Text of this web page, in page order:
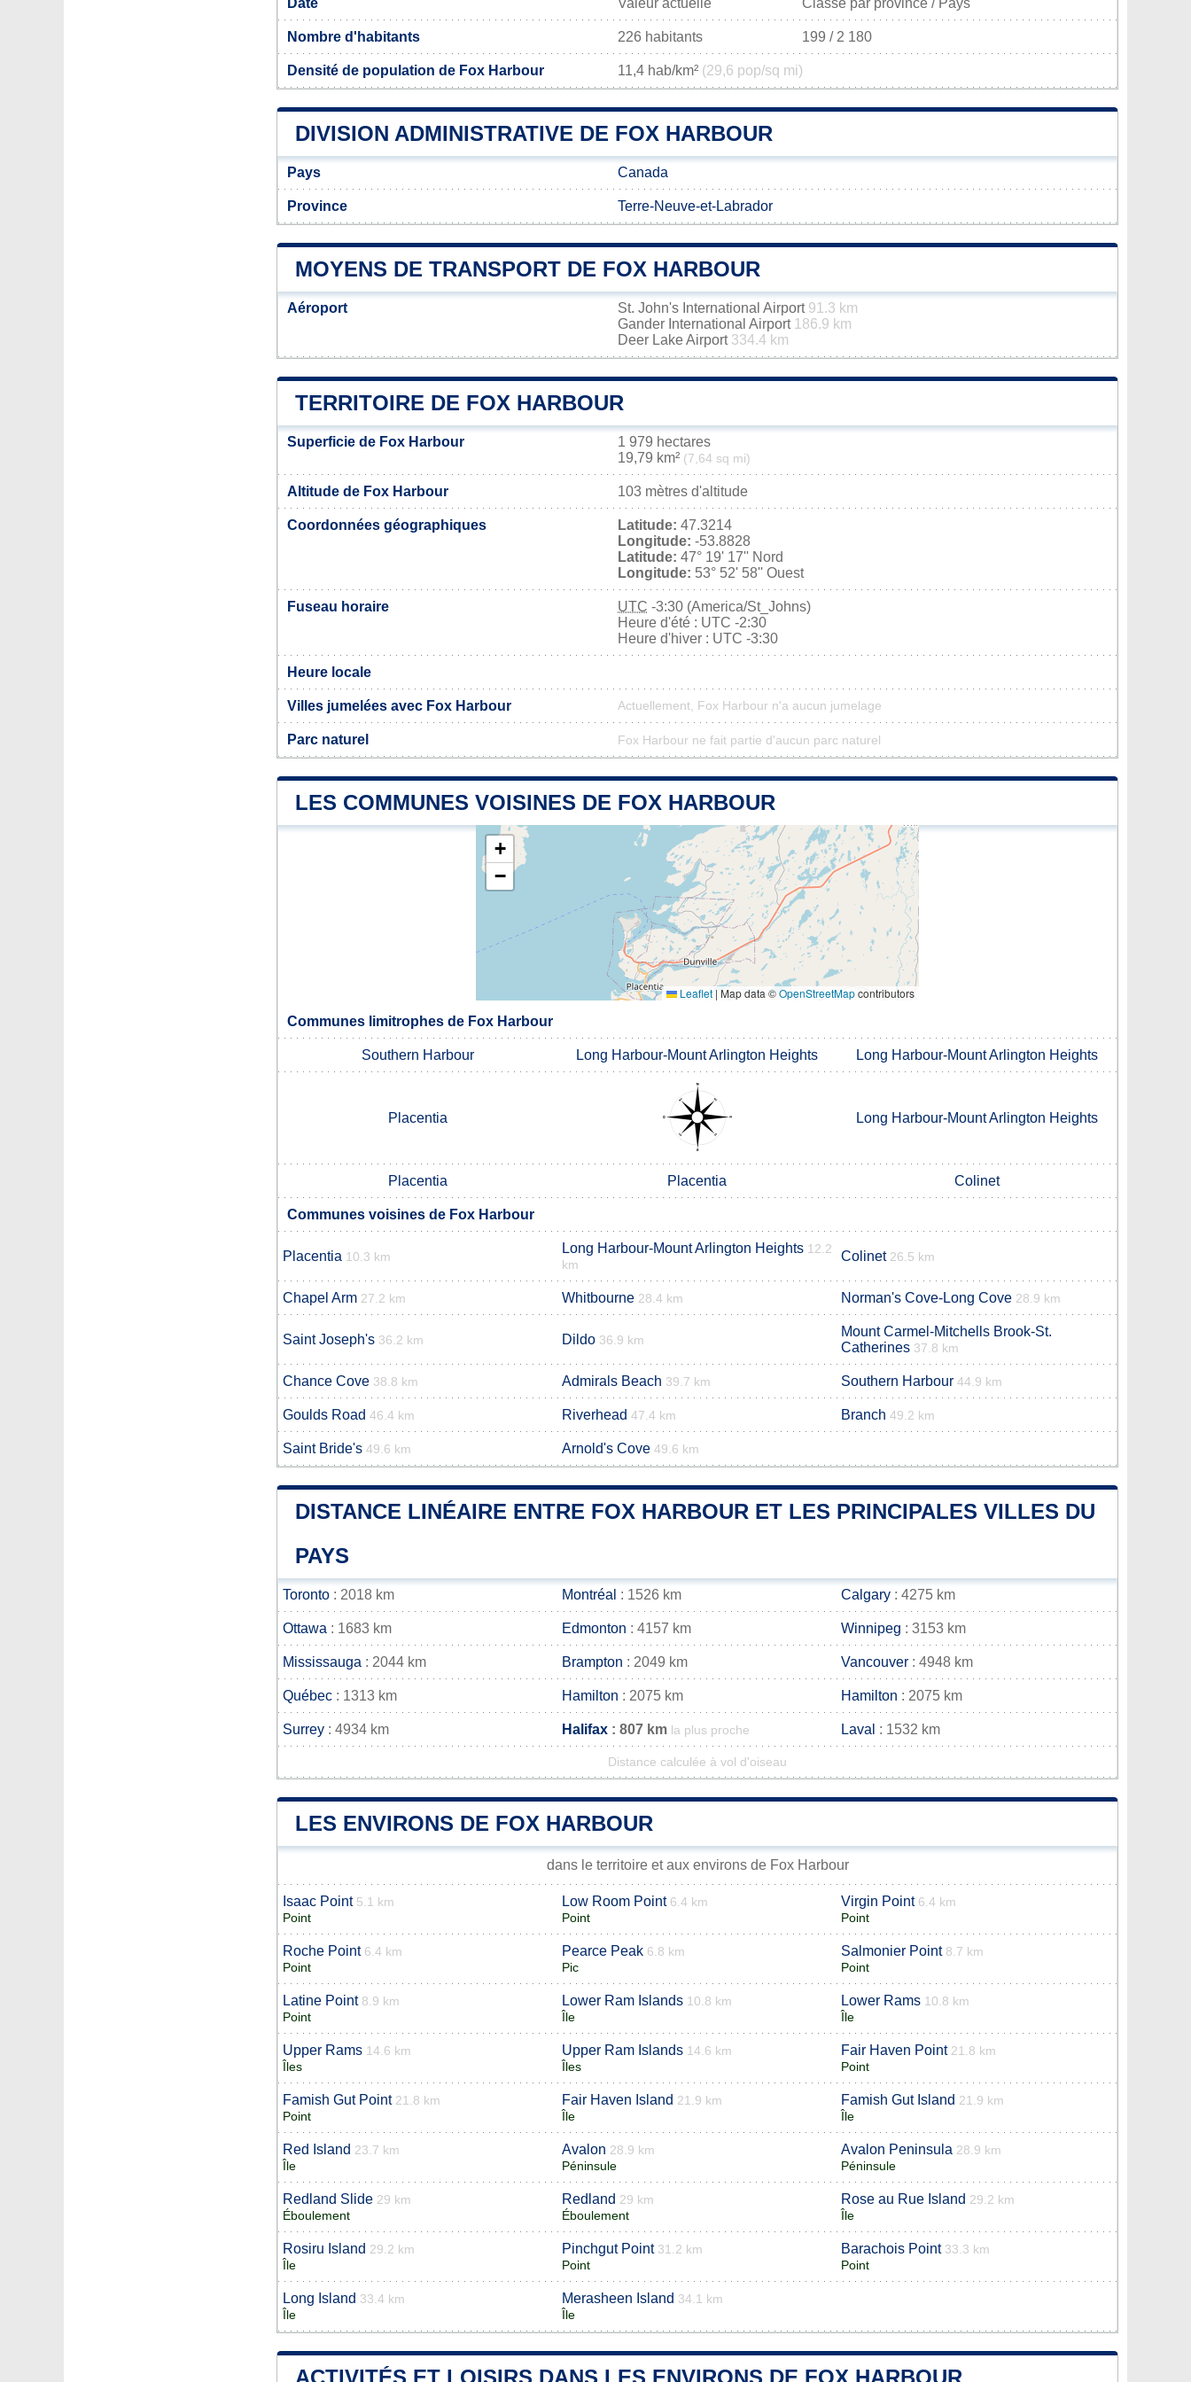
Date Valeur actuelle Classé par province / Pays
Nombre d'habitants 226 habitants 199 / 2 180
Densité de population de Fox Harbour 11,4 hab/km² (29,6 pop/sq mi)
DIVISION ADMINISTRATIVE DE FOX HARBOUR
Pays Canada
Province Terre-Neuve-et-Labrador
MOYENS DE TRANSPORT DE FOX HARBOUR
Aéroport St. John's International Airport 91.3 km
Gander International Airport 186.9 km
Deer Lake Airport 334.4 km
TERRITOIRE DE FOX HARBOUR
Superficie de Fox Harbour
1 979 hectares
19,79 km² (7,64 sq mi)
Altitude de Fox Harbour 103 mètres d'altitude
Coordonnées géographiques Latitude: 47.3214
Longitude: -53.8828
Latitude: 47° 19' 17'' Nord
Longitude: 53° 52' 58'' Ouest
Fuseau horaire UTC -3:30 (America/St_Johns)
Heure d'été : UTC -2:30
Heure d'hiver : UTC -3:30
Heure locale
Villes jumelées avec Fox Harbour Actuellement, Fox Harbour n'a aucun jumelage
Parc naturel Fox Harbour ne fait partie d'aucun parc naturel
LES COMMUNES VOISINES DE FOX HARBOUR
+
−
Leaflet | Map data ©OpenStreetMapcontributors
Communes limitrophes de Fox Harbour
Southern Harbour Long Harbour-Mount Arlington Heights Long Harbour-Mount Arlington Heights
Placentia Long Harbour-Mount Arlington Heights
Placentia Placentia Colinet
Communes voisines de Fox Harbour
Placentia 10.3 km
Long Harbour-Mount Arlington Heights 12.2
km
Colinet 26.5 km
Chapel Arm 27.2 km Whitbourne 28.4 km Norman's Cove-Long Cove 28.9 km
Saint Joseph's 36.2 km Dildo 36.9 km
Mount Carmel-Mitchells Brook-St.
Catherines 37.8 km
Chance Cove 38.8 km Admirals Beach 39.7 km Southern Harbour 44.9 km
Goulds Road 46.4 km Riverhead 47.4 km Branch 49.2 km
Saint Bride's 49.6 km Arnold's Cove 49.6 km
DISTANCE LINÉAIRE ENTRE FOX HARBOUR ET LES PRINCIPALES VILLES DU
PAYS
Toronto : 2018 km Montréal : 1526 km Calgary : 4275 km
Ottawa : 1683 km Edmonton : 4157 km Winnipeg : 3153 km
Mississauga : 2044 km Brampton : 2049 km Vancouver : 4948 km
Québec : 1313 km Hamilton : 2075 km Hamilton : 2075 km
Surrey : 4934 km Halifax : 807 km la plus proche Laval : 1532 km
Distance calculée à vol d'oiseau
LES ENVIRONS DE FOX HARBOUR
dans le territoire et aux environs de Fox Harbour
Isaac Point 5.1 km
Point
Low Room Point 6.4 km
Point
Virgin Point 6.4 km
Point
Roche Point 6.4 km
Point
Pearce Peak 6.8 km
Pic
Salmonier Point 8.7 km
Point
Latine Point 8.9 km
Point
Lower Ram Islands 10.8 km
Île
Lower Rams 10.8 km
Île
Upper Rams 14.6 km
Îles
Upper Ram Islands 14.6 km
Îles
Fair Haven Point 21.8 km
Point
Famish Gut Point 21.8 km
Point
Fair Haven Island 21.9 km
Île
Famish Gut Island 21.9 km
Île
Red Island 23.7 km
Île
Avalon 28.9 km
Péninsule
Avalon Peninsula 28.9 km
Péninsule
Redland Slide 29 km
Éboulement
Redland 29 km
Éboulement
Rose au Rue Island 29.2 km
Île
Rosiru Island 29.2 km
Île
Pinchgut Point 31.2 km
Point
Barachois Point 33.3 km
Point
Long Island 33.4 km
Île
Merasheen Island 34.1 km
Île
ACTIVITÉS ET LOISIRS DANS LES ENVIRONS DE FOX HARBOUR